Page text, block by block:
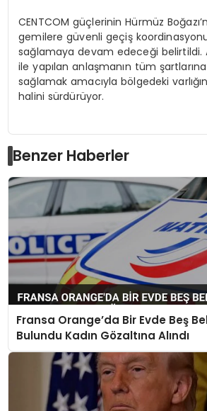
CENTCOM güçlerinin Hürmüz
gemilere güvenli geçiş
sağlamaya devam edeceği belirtildi.
ile yapılan anlaşmanın tüm şartlarına
sağlamak amacıyla bölgedeki
halini sürdürüyor.
Benzer Haberler
Fransa Orange’da Bir Evde Beş
Bulundu Kadın Gözaltına Alındı